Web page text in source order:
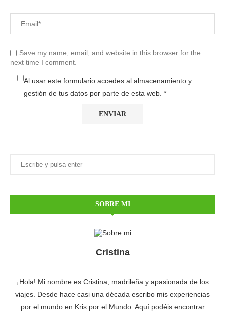
Save my name, email, and website in this browser for the
next time I comment.
Al usar este formulario accedes al almacenamiento y
gestión de tus datos por parte de esta web. *
SOBRE MI
Cristina
¡Hola! Mi nombre es Cristina, madrileña y apasionada de los
viajes. Desde hace casi una década escribo mis experiencias
por el mundo en Kris por el Mundo. Aquí podéis encontrar